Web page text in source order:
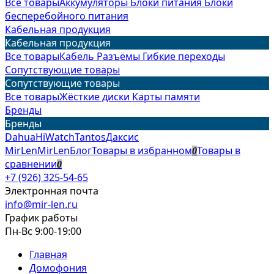
бесперебойного питания
Кабельная продукция
Кабельная продукция
Все товарыКабель Разъёмы Гибкие переходы
Сопутствующие товары
Сопутствующие товары
Все товарыЖёсткие диски Карты памяти
Бренды
Бренды
DahuaHiWatchTantosДаксис
MirLenMirLenБлогТовары в избранном0Товары в
сравнении0
+7 (926) 325-54-65
Электронная почта
info@mir-len.ru
График работы
Пн-Вс 9:00-19:00
Главная
Домофония